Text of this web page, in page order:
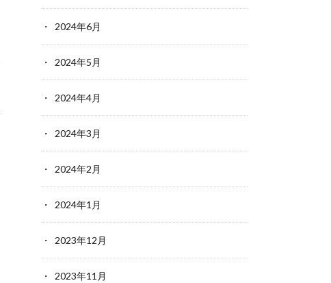
2024年6月
2024年5月
2024年4月
2024年3月
2024年2月
2024年1月
2023年12月
2023年11月